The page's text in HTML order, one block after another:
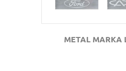
METAL MARKA